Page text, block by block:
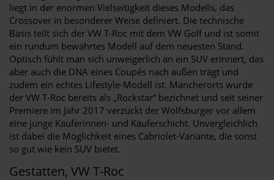
liegt in der enormen Vielseitigkeit dieses Modells, das
Crossover in besonderer Weise definiert. Die technische
Basis teilt sich der VW T-Roc mit dem VW Golf und ist somit
ein rundum bewährtes Modell auf dem neuesten Stand.
Optisch fühlt man sich unweigerlich an ein SUV erinnert, das
aber auch die DNA eines Coupés nach außen trägt und
zudem ein echtes Lifestyle-Modell ist. Mancherorts wurde
der VW T-Roc bereits als „Rockstar“ bezichnet und seit seiner
Premiere im Jahr 2017 verzückt der Wolfsburger vor allem
eine junge Käuferinnen- und Käuferschicht. Unvergleichlich
ist dabei die Möglichkeit eines Cabriolet-Variante, die sonst
so gut wie kein SUV bietet.
Gestatten, VW T-Roc